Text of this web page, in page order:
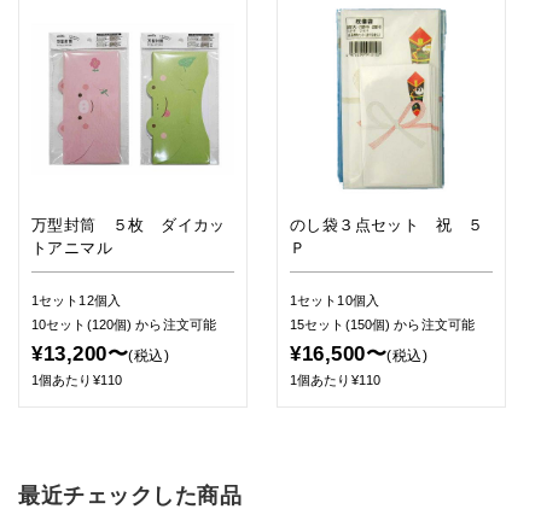
万型封筒 ５枚 ダイカッ
トアニマル
1セット12個入
10セット(120個)から注文可能
¥13,200〜(税込)
1個あたり¥110
のし袋３点セット 祝 ５
Ｐ
1セット10個入
15セット(150個)から注文可能
¥16,500〜(税込)
1個あたり¥110
最近チェックした商品